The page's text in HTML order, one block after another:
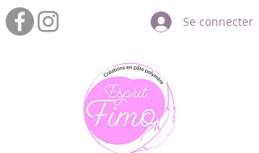
Se connecter